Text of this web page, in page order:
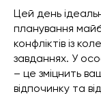
Цей день
планування
конфліктів із
завданнях. У
– це зміцнить
відпочинку та